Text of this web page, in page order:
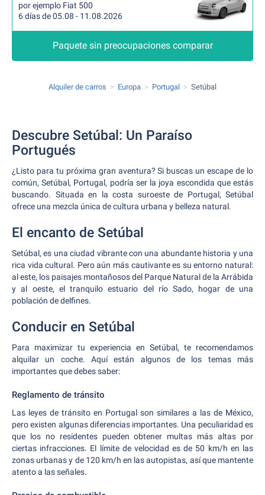
por ejemplo Fiat 500
6 días de 05.08 - 11.08.2026
Paquete sin preocupaciones comparar
Alquiler de carros Europa Portugal Setúbal
Descubre Setúbal: Un Paraíso
Portugués
¿Listo para tu próxima gran aventura? Si buscas un escape de lo
común, Setúbal, Portugal, podría ser la joya escondida que estás
buscando. Situada en la costa suroeste de Portugal, Setúbal
ofrece una mezcla única de cultura urbana y belleza natural.
El encanto de Setúbal
Setúbal, es una ciudad vibrante con una abundante historia y una
rica vida cultural. Pero aún más cautivante es su entorno natural:
al este, los paisajes montañosos del Parque Natural de la Arrábida
y al oeste, el tranquilo estuario del río Sado, hogar de una
población de delfines.
Conducir en Setúbal
Para maximizar tu experiencia en Setúbal, te recomendamos
alquilar un coche. Aquí están algunos de los temas más
importantes que debes saber:
Reglamento de tránsito
Las leyes de tránsito en Portugal son similares a las de México,
pero existen algunas diferencias importantes. Una peculiaridad es
que los no residentes pueden obtener multas más altas por
ciertas infracciones. El límite de velocidad es de 50 km/h en las
zonas urbanas y de 120 km/h en las autopistas, así que mantente
atento a las señales.